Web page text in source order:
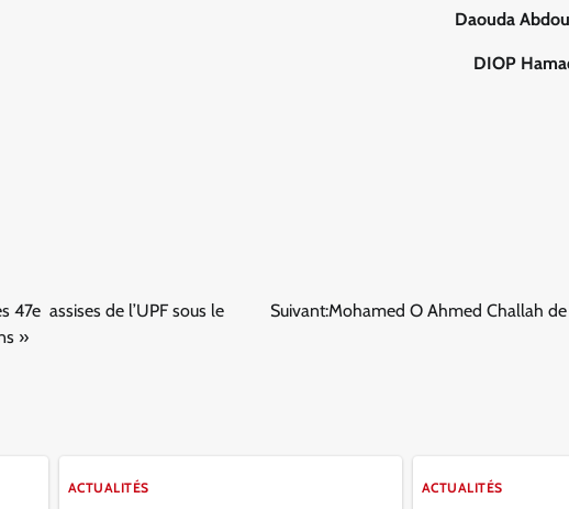
Daouda
DIOP
47e assises de l’UPF sous le
»
Suivant:Mohamed O Ahmed Challah de
ACTUALITÉS ACTUALITÉS